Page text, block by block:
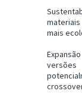
mais